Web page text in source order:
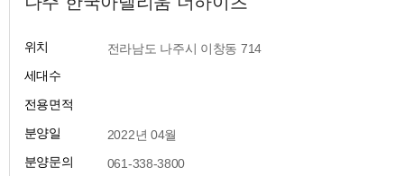
위치
​ 전라남도 나주시 이창동 714
세대수
전용면적
분양일
​ 2022년 04월
분양문의
​ 061-338-3800